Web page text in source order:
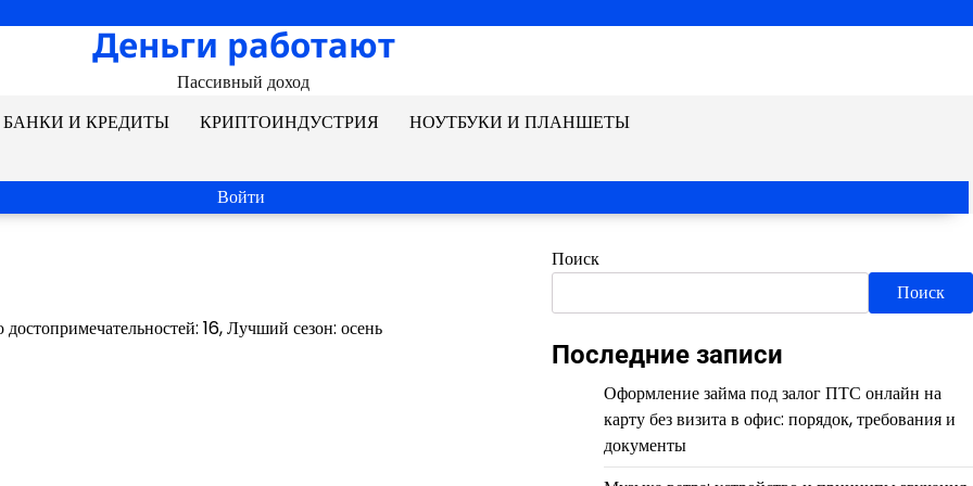
Деньги работают
Пассивный доход
БАНКИ И КРЕДИТЫ КРИПТОИНДУСТРИЯ НОУТБУКИ И ПЛАНШЕТЫ
Войти
16, Лучший сезон: осень
Поиск
Поиск
Последние записи
Оформление займа под залог ПТС онлайн на
карту без визита в офис: порядок, требования и
документы